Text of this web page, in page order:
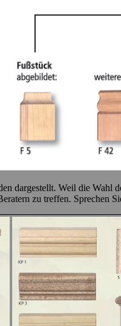
dargestellt. Weil die
zu treffen. Sprechen